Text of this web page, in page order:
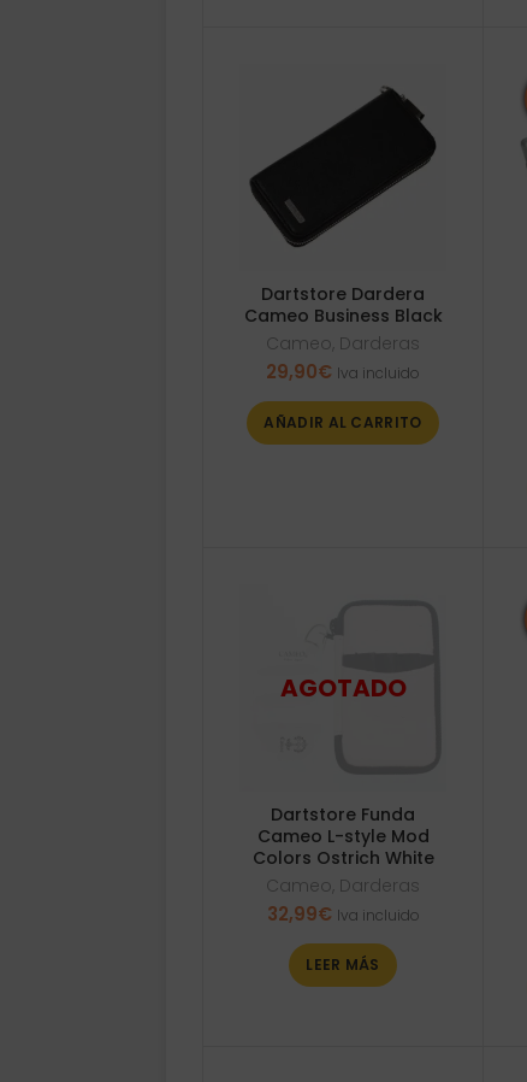
Dartstore Dardera
Cameo Business Black
Cameo, Darderas
29,90€ Iva incluido
AÑADIR AL CARRITO
Dartstore Funda
Cameo L-style Mod
Colors Ostrich White
Cameo, Darderas
32,99€ Iva incluido
LEER MÁS